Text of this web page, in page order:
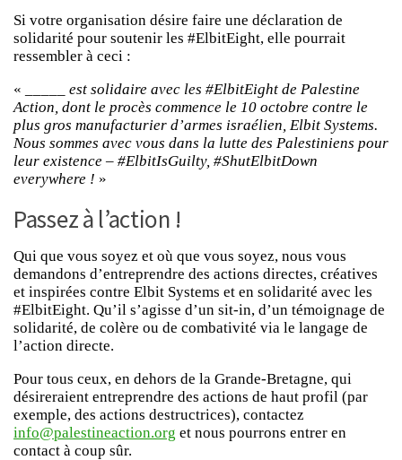
Si votre organisation désire faire une déclaration de
solidarité pour soutenir les #ElbitEight, elle pourrait
ressembler à ceci :
«
_____ est solidaire avec les #ElbitEight de Palestine
Action, dont le procès commence le 10 octobre contre le
plus gros manufacturier d’armes israélien, Elbit Systems.
Nous sommes avec vous dans la lutte des Palestiniens pour
leur existence – #ElbitIsGuilty, #ShutElbitDown
everywhere ! »
Passez à l’action !
Qui que vous soyez et où que vous soyez, nous vous
demandons d’entreprendre des actions directes, créatives
et inspirées contre Elbit Systems et en solidarité avec les
#ElbitEight. Qu’il s’agisse d’un sit-in, d’un témoignage de
solidarité, de colère ou de combativité via le langage de
l’action directe.
Pour tous ceux, en dehors de la Grande-Bretagne, qui
désireraient entreprendre des actions de haut profil (par
exemple, des actions destructrices), contactez
info@palestineaction.org et nous pourrons entrer en
contact à coup sûr.